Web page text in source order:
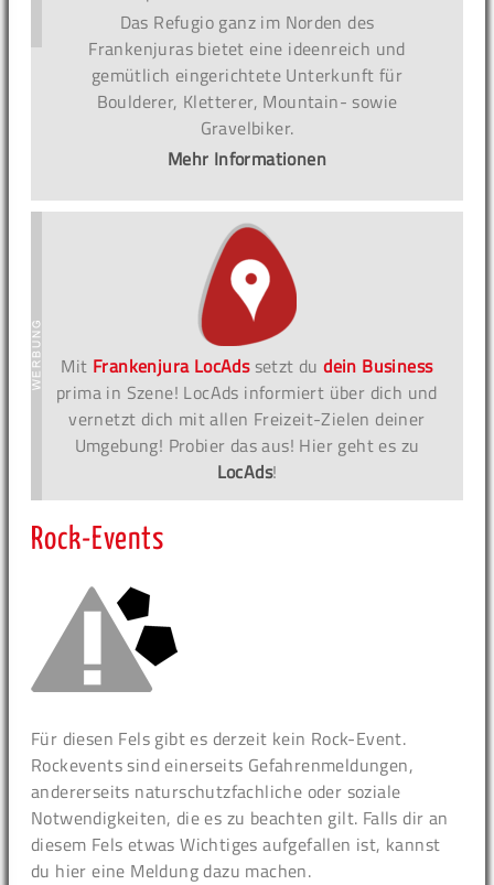
Das Refugio ganz im Norden des
Frankenjuras bietet eine ideenreich und
gemütlich eingerichtete Unterkunft für
Boulderer, Kletterer, Mountain- sowie
Gravelbiker.
Mehr Informationen
Mit Frankenjura LocAdssetzt dudein Business
prima in Szene! LocAds informiert über dich und
vernetzt dich mit allen Freizeit-Zielen deiner
Umgebung! Probier das aus! Hier geht es zu
LocAds!
Rock-Events
Für diesen Fels gibt es derzeit kein Rock-Event.
Rockevents sind einerseits Gefahrenmeldungen,
andererseits naturschutzfachliche oder soziale
Notwendigkeiten, die es zu beachten gilt. Falls dir an
diesem Fels etwas Wichtiges aufgefallen ist, kannst
du hier eine Meldung dazu machen.